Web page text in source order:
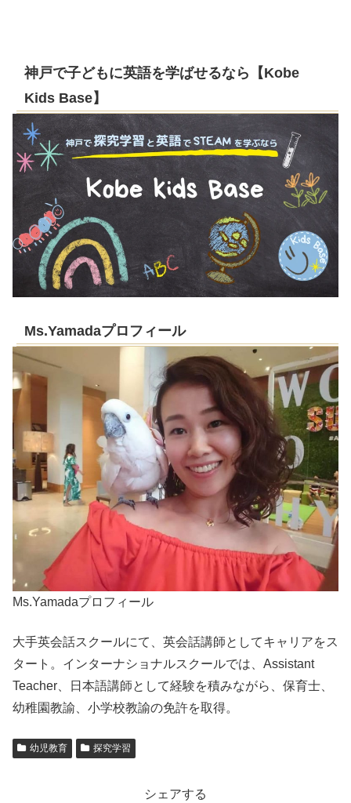
神戸で子どもに英語を学ばせるなら【Kobe
Kids Base】
Ms.Yamadaプロフィール
Ms.Yamadaプロフィール
大手英会話スクールにて、英会話講師としてキャリアをス
タート。インターナショナルスクールでは、Assistant
Teacher、日本語講師として経験を積みながら、保育士、
幼稚園教諭、小学校教諭の免許を取得。
幼児教育 探究学習
シェアする